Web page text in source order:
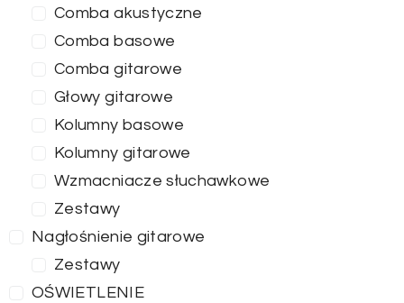
Comba akustyczne
Comba basowe
Comba gitarowe
Głowy gitarowe
Kolumny basowe
Kolumny gitarowe
Wzmacniacze słuchawkowe
Zestawy
Nagłośnienie gitarowe
Zestawy
OŚWIETLENIE